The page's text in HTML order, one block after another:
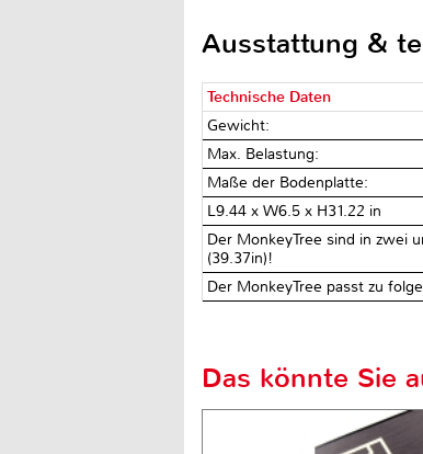
Ausstattung &
Technische Daten
Gewicht:
Max. Belastung:
Maße der Bodenplatte:
L9.44 x W6.5 x H31.22 in
Der MonkeyTree sind in zwei
(39.37in)!
Der MonkeyTree passt zu
Das könnte Sie